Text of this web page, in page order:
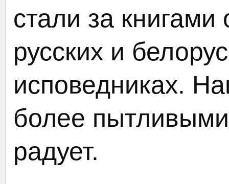
стали за
русских и
исповедниках.
более
радует.